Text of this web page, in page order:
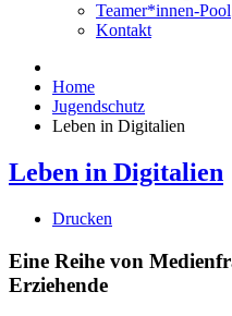
Teamer*innen-Pool
Kontakt
Home
Jugendschutz
Leben in Digitalien
Leben in Digitalien
Drucken
Eine Reihe von
Erziehende